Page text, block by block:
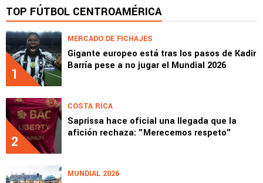
TOP FÚTBOL CENTROAMÉRICA
1
MERCADO DE FICHAJES
Gigante europeo está tras los pasos de Kadir
Barría pese a no jugar el Mundial 2026
2
COSTA RICA
Saprissa hace oficial una llegada que la
afición rechaza: "Merecemos respeto"
MUNDIAL 2026